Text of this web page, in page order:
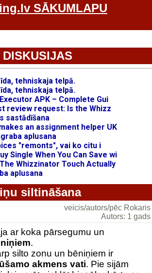
SĀKUMLAPU
siltināšana
veicis/autors/pēc Rokaris
Autors: 1 gads
ar koka pārsegumu un
.
silto zonu un bēniņiem ir
akmens vati. Pie sijām